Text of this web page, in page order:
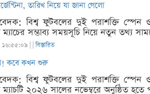
তারিখ নিয়ে যা জানা গেলো
বিশ্ব ফুটবলের দুই পরাশক্তি স্পেন
ম্যাচের সম্ভাব্য সময়সূচি নিয়ে নতুন তথ্য
| |বিস্তারিত
কবে কখন শুরু
বিশ্ব ফুটবলের দুই পরাশক্তি স্পেন
ম্যাচটি ২০২৬ সালের নভেম্বরে অনুষ্ঠিত